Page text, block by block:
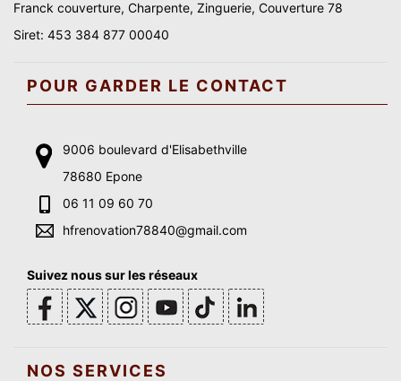
Franck couverture, Charpente, Zinguerie, Couverture 78
Siret: 453 384 877 00040
POUR GARDER LE CONTACT
9006 boulevard d'Elisabethville
78680 Epone
06 11 09 60 70
hfrenovation78840@gmail.com
Suivez nous sur les réseaux
NOS SERVICES